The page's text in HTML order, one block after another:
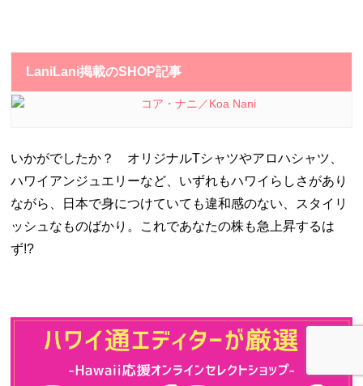
LaniLani掲載のSHOP記事
コア・ナニ／Koa Nani
いかがでしたか？ オリジナルTシャツやアロハシャツ、
ハワイアンジュエリーなど、いずれもハワイらしさがあり
ながら、日本で身につけていても違和感のない、スタイリ
ッシュなものばかり。これであなたの株も急上昇するは
ず!?